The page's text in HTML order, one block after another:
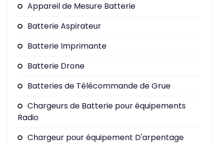
Appareil de Mesure Batterie
Batterie Aspirateur
Batterie Imprimante
Batterie Drone
Batteries de Télécommande de Grue
Chargeurs de Batterie pour équipements
Radio
Chargeur pour équipement D'arpentage